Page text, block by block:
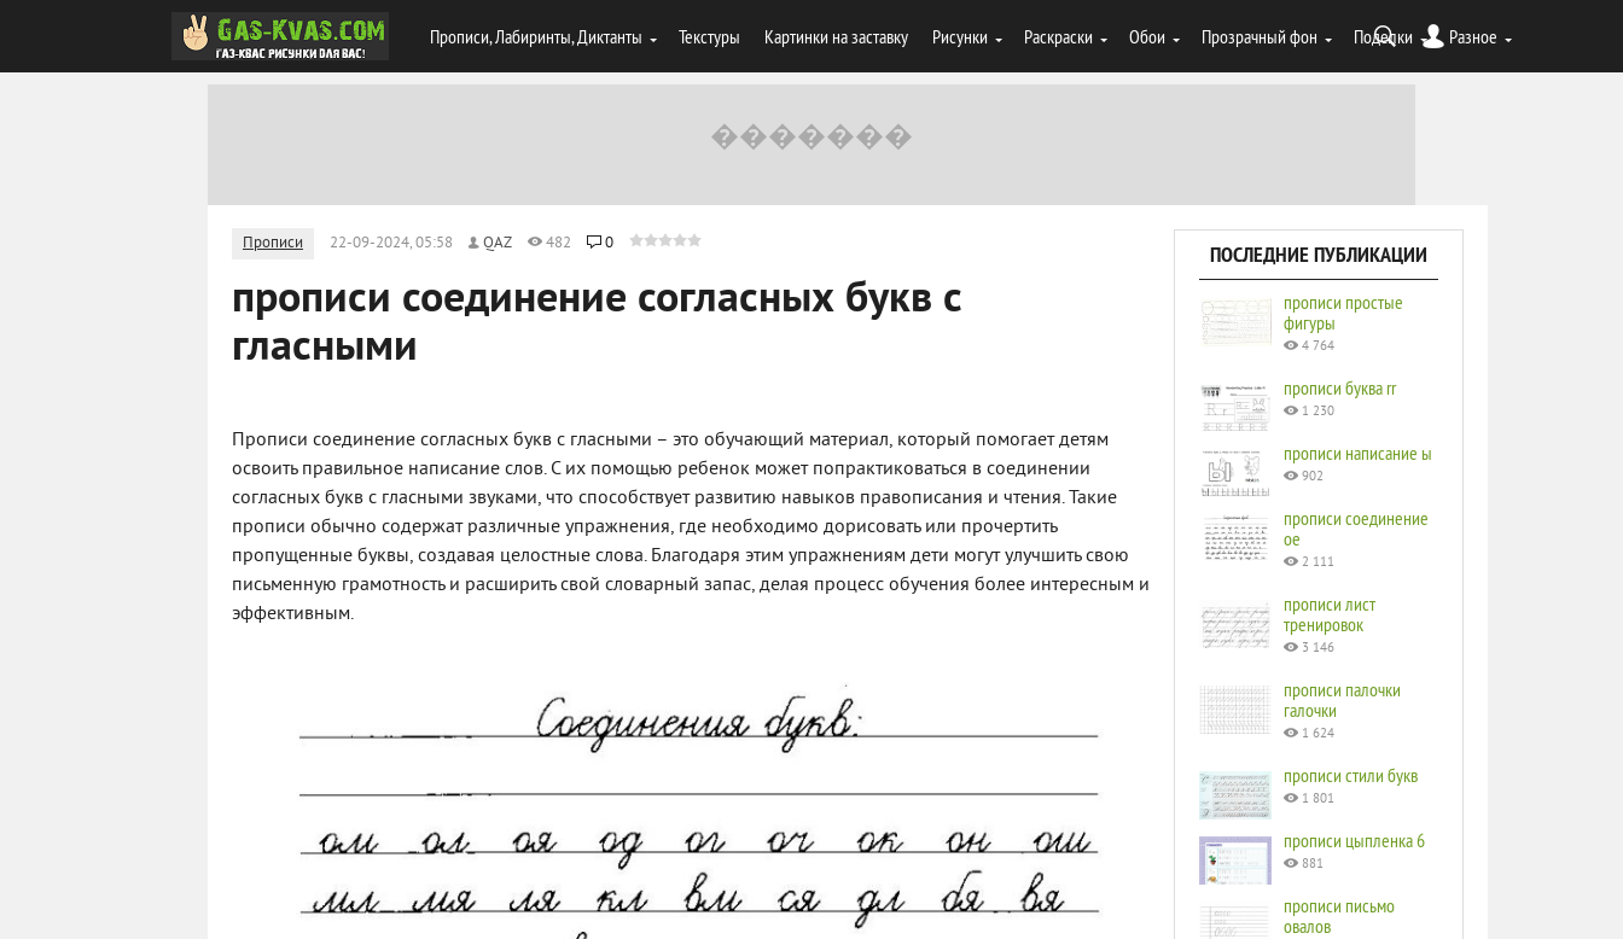
Прописи, Лабиринты, Диктанты Текстуры Картинки на заставку Рисунки Раскраски Обои Прозрачный фон Поделки Разное
Прописи 22-09-2024, 05:58 QAZ 482 0
прописи соединение согласных букв с
гласными
Прописи соединение согласных букв с гласными – это обучающий материал, который помогает детям
освоить правильное написание слов. С их помощью ребенок может попрактиковаться в соединении
согласных букв с гласными звуками, что способствует развитию навыков правописания и чтения. Такие
прописи обычно содержат различные упражнения, где необходимо дорисовать или прочертить
пропущенные буквы, создавая целостные слова. Благодаря этим упражнениям дети могут улучшить свою
письменную грамотность и расширить свой словарный запас, делая процесс обучения более интересным и
эффективным.
ПОСЛЕДНИЕ ПУБЛИКАЦИИ
прописи простые
фигуры
4 764
прописи буква rr
1 230
прописи написание ы
902
прописи соединение
ое
2 111
прописи лист
тренировок
3 146
прописи палочки
галочки
1 624
прописи стили букв
1 801
прописи цыпленка 6
881
прописи письмо
овалов